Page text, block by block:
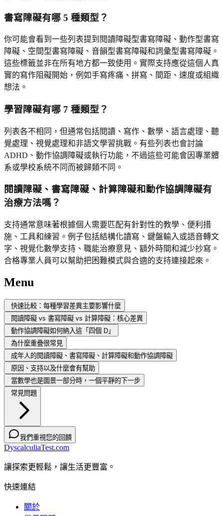
書寫障礙有哪 5 種類型？
你可能會看到一些列表提到閱讀障礙型書寫障礙、動作型書寫
障礙、空間型書寫障礙、音韻型書寫障礙和詞彙型書寫障礙。
這些標籤並非在所有地方都一致使用。實際支持應從這個人真
實的寫作阻礙開始，例如手寫疼痛、拼寫、間距、速度或組織
想法。
學習障礙有哪 7 種類型？
列表各不相同，但通常包括閱讀、寫作、數學、語言處理、聽
覺處理、視覺處理和非語文學習挑戰。有些列表也會討論
ADHD、動作協調障礙或執行功能，不過這些可能會因專業體
系或學校系統不同而被歸類不同。
閱讀障礙、書寫障礙、計算障礙和動作協調障礙有
治療方法嗎？
支持通常意味著根據個人需要匹配有針對性的教學、便利措
施、工具和練習。例子包括結構化讀寫、鍵盤輸入或語音轉文
字、視覺化數學支持、職能治療意見、額外時間和減少抄寫。
合格專業人員可以幫助把困難模式與合適的支持連接起來。
Menu
快速比較：每種學習差異主要影響什麼
閱讀障礙 vs 書寫障礙 vs 計算障礙：核心差異
動作協調障礙如何納入這「四個 D」
為什麼重疊很常見
成年人的閱讀障礙、書寫障礙、計算障礙和動作協調障礙
原因、支持以及什麼會有幫助
當數學也是圖景一部分時，一個平靜的下一步
常見問題
我們重視您的回饋
DyscalculiaTest.com
讓探索更輕鬆，讓生活更豐富。
快速連結
關於